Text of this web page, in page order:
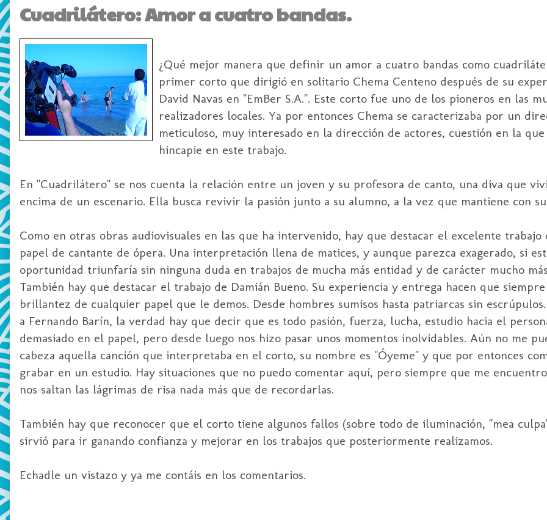
Cuadrilátero: Amor a cuatro bandas.
¿Qué mejor manera que definir un amor a cuatro bandas como
primer corto que dirigió en solitario Chema Centeno después de su
David Navas en "EmBer S.A.". Este corto fue uno de los pioneros en las
realizadores locales. Ya por entonces Chema se caracterizaba por un
meticuloso, muy interesado en la dirección de actores, cuestión en la
hincapie en este trabajo.
En "Cuadrilátero" se nos cuenta la relación entre un joven y su profesora de canto, una diva que
encima de un escenario. Ella busca revivir la pasión junto a su alumno, a la vez que mantiene con
Como en otras obras audiovisuales en las que ha intervenido, hay que destacar el excelente trabajo
papel de cantante de ópera. Una interpretación llena de matices, y aunque parezca exagerado, si
oportunidad triunfaría sin ninguna duda en trabajos de mucha más entidad y de carácter mucho
También hay que destacar el trabajo de Damián Bueno. Su experiencia y entrega hacen que
brillantez de cualquier papel que le demos. Desde hombres sumisos hasta patriarcas sin
a Fernando Barín, la verdad hay que decir que es todo pasión, fuerza, lucha, estudio hacia el
demasiado en el papel, pero desde luego nos hizo pasar unos momentos inolvidables. Aún no me
cabeza aquella canción que interpretaba en el corto, su nombre es "Óyeme" y que por entonces
grabar en un estudio. Hay situaciones que no puedo comentar aquí, pero siempre que me
nos saltan las lágrimas de risa nada más que de recordarlas.
También hay que reconocer que el corto tiene algunos fallos (sobre todo de iluminación, "mea
sirvió para ir ganando confianza y mejorar en los trabajos que posteriormente realizamos.
Echadle un vistazo y ya me contáis en los comentarios.